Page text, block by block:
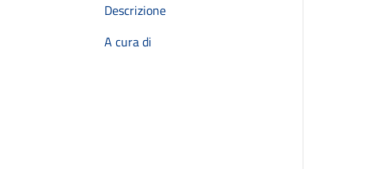
Descrizione
A cura di